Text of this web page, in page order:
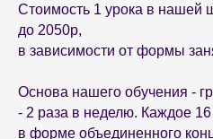
Стоимость 1 урока в нашей
до 2050р,
в зависимости от формы
Основа нашего обучения -
- 2 раза в неделю. Каждое 16
в форме объединенного